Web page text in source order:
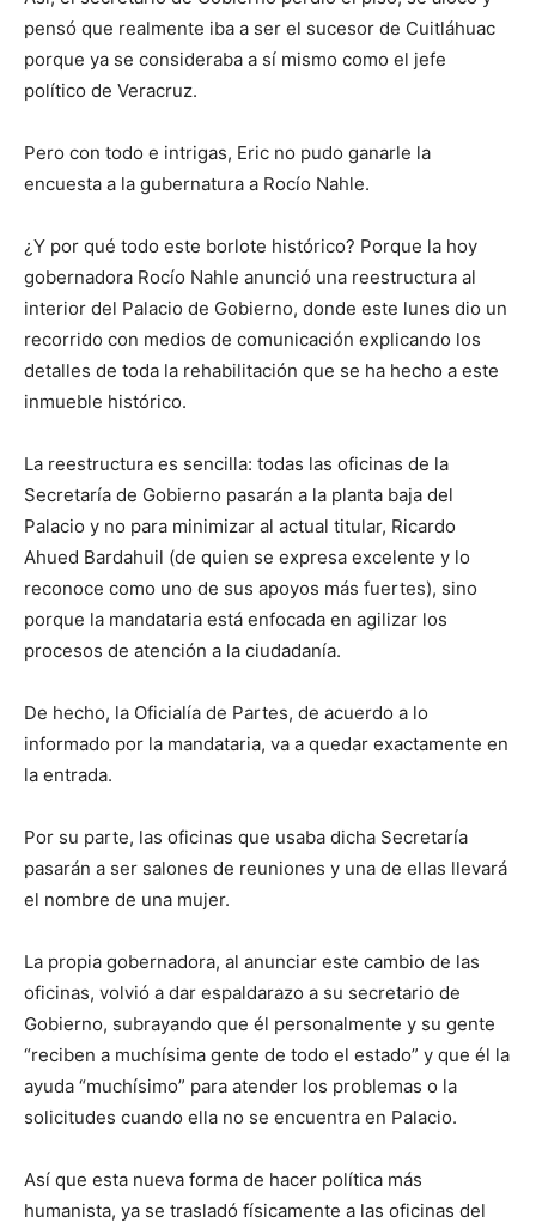
pensó que realmente iba a ser el sucesor de Cuitláhuac
porque ya se consideraba a sí mismo como el jefe
político de Veracruz.
Pero con todo e intrigas, Eric no pudo ganarle la
encuesta a la gubernatura a Rocío Nahle.
¿Y por qué todo este borlote histórico? Porque la hoy
gobernadora Rocío Nahle anunció una reestructura al
interior del Palacio de Gobierno, donde este lunes dio un
recorrido con medios de comunicación explicando los
detalles de toda la rehabilitación que se ha hecho a este
inmueble histórico.
La reestructura es sencilla: todas las oficinas de la
Secretaría de Gobierno pasarán a la planta baja del
Palacio y no para minimizar al actual titular, Ricardo
Ahued Bardahuil (de quien se expresa excelente y lo
reconoce como uno de sus apoyos más fuertes), sino
porque la mandataria está enfocada en agilizar los
procesos de atención a la ciudadanía.
De hecho, la Oficialía de Partes, de acuerdo a lo
informado por la mandataria, va a quedar exactamente en
la entrada.
Por su parte, las oficinas que usaba dicha Secretaría
pasarán a ser salones de reuniones y una de ellas llevará
el nombre de una mujer.
La propia gobernadora, al anunciar este cambio de las
oficinas, volvió a dar espaldarazo a su secretario de
Gobierno, subrayando que él personalmente y su gente
“reciben a muchísima gente de todo el estado” y que él la
ayuda “muchísimo” para atender los problemas o la
solicitudes cuando ella no se encuentra en Palacio.
Así que esta nueva forma de hacer política más
humanista, ya se trasladó físicamente a las oficinas del